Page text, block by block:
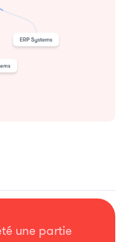
une partie